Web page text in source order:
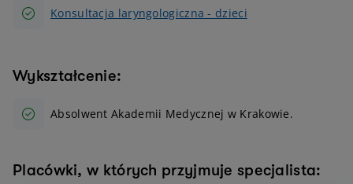
Konsultacja laryngologiczna - dzieci
Wykształcenie:
Absolwent Akademii Medycznej w Krakowie.
Placówki, w których przyjmuje specjalista: